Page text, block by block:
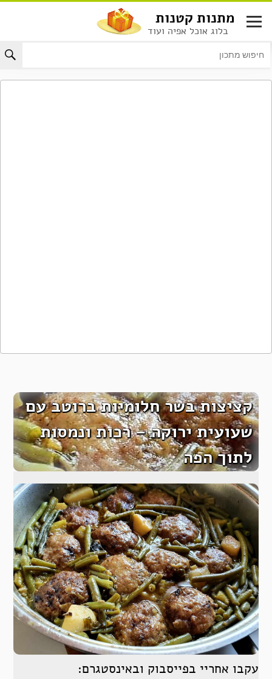
לתוכן
מתנות קטנות
בלוג אוכל אפיה ועוד
קציצות בשר חלומיות ברוטב עם
שעועית ירוקה – רכות ונמסות
לתוך הפה
עקבו אחריי בפייסבוק ובאינסטגרם: